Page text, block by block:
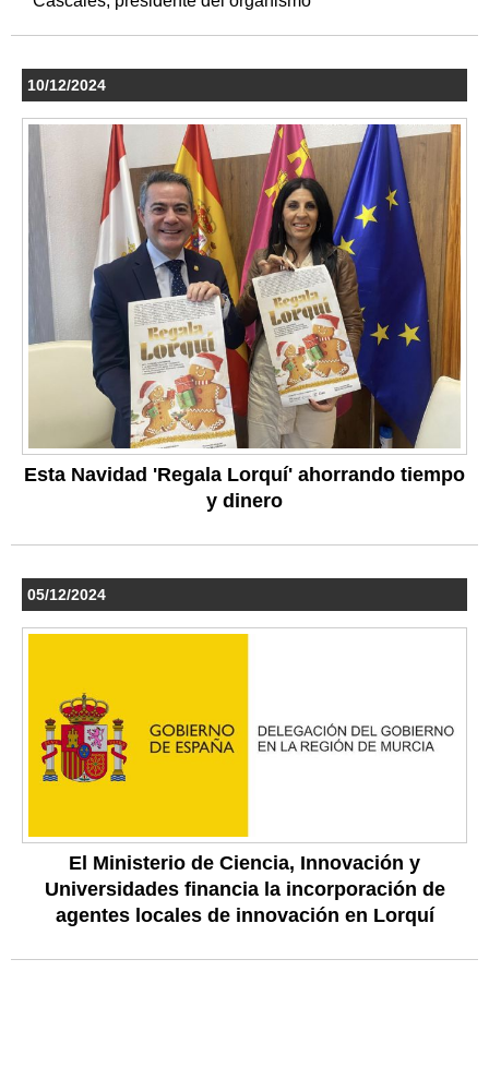
10/12/2024
Esta Navidad 'Regala Lorquí' ahorrando tiempo
y dinero
05/12/2024
El Ministerio de Ciencia, Innovación y
Universidades financia la incorporación de
agentes locales de innovación en Lorquí